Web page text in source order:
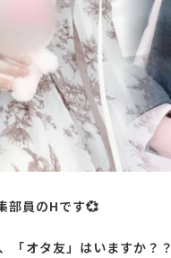
員のHです💞
「オタ友」はいますか？？